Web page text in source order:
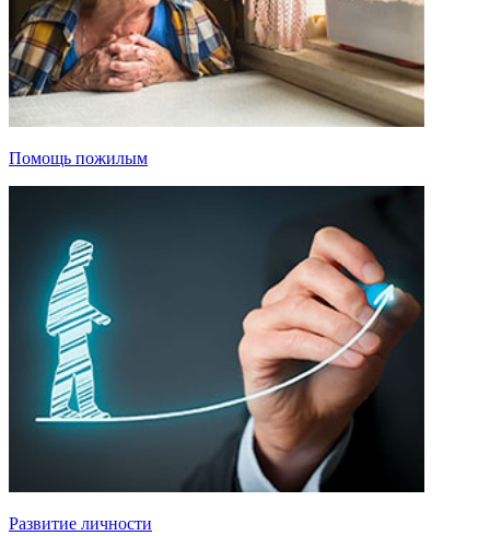
Помощь пожилым
Развитие личности